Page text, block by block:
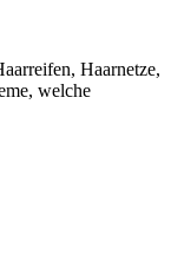
Haarnetze,
welche